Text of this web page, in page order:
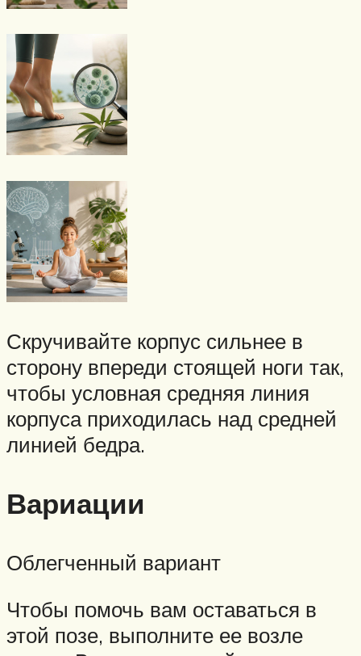
Скручивайте корпус сильнее в
сторону впереди стоящей ноги так,
чтобы условная средняя линия
корпуса приходилась над средней
линией бедра.
Вариации
Облегченный вариант
Чтобы помочь вам оставаться в
этой позе, выполните ее возле